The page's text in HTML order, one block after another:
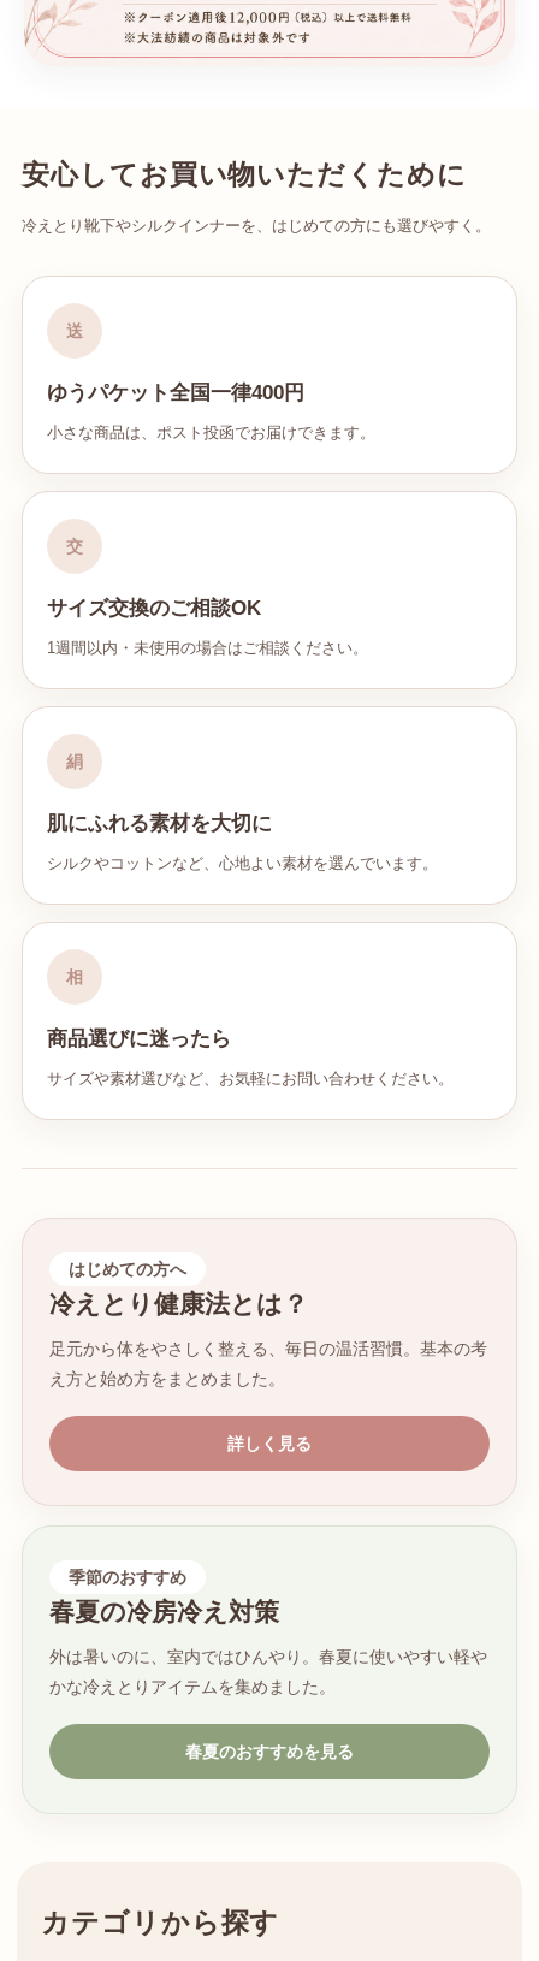
安心してお買い物いただくために
冷えとり靴下やシルクインナーを、はじめての方にも選びやすく。
送
ゆうパケット全国一律400円
小さな商品は、ポスト投函でお届けできます。
交
サイズ交換のご相談OK
1週間以内・未使用の場合はご相談ください。
絹
肌にふれる素材を大切に
シルクやコットンなど、心地よい素材を選んでいます。
相
商品選びに迷ったら
サイズや素材選びなど、お気軽にお問い合わせください。
はじめての方へ
冷えとり健康法とは？
足元から体をやさしく整える、毎日の温活習慣。基本の考
え方と始め方をまとめました。
詳しく見る
季節のおすすめ
春夏の冷房冷え対策
外は暑いのに、室内ではひんやり。春夏に使いやすい軽や
かな冷えとりアイテムを集めました。
春夏のおすすめを見る
カテゴリから探す